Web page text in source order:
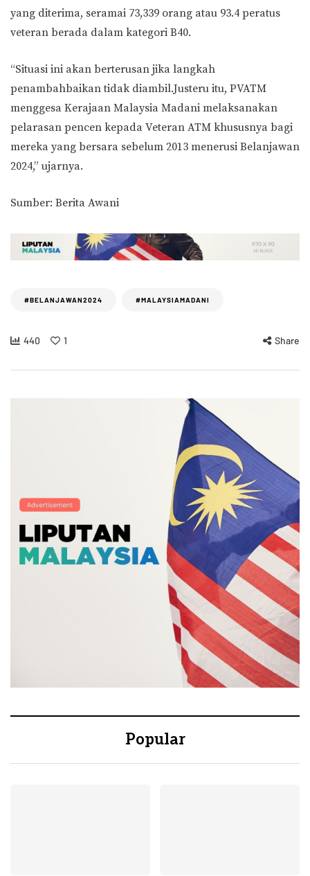
yang diterima, seramai 73,339 orang atau 93.4 peratus
veteran berada dalam kategori B40.
“Situasi ini akan berterusan jika langkah
penambahbaikan tidak diambil.Justeru itu, PVATM
menggesa Kerajaan Malaysia Madani melaksanakan
pelarasan pencen kepada Veteran ATM khususnya bagi
mereka yang bersara sebelum 2013 menerusi Belanjawan
2024,” ujarnya.
Sumber: Berita Awani
#BELANJAWAN2024 #MALAYSIAMADANI
440 1 Share
Popular